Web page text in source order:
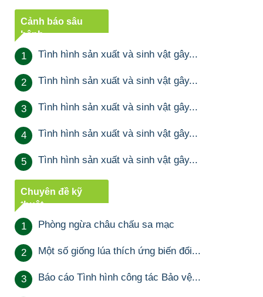
Cảnh báo sâu
bệnh
1 Tình hình sản xuất và sinh vật gây...
2 Tình hình sản xuất và sinh vật gây...
3 Tình hình sản xuất và sinh vật gây...
4 Tình hình sản xuất và sinh vật gây...
5 Tình hình sản xuất và sinh vật gây...
Chuyên đề kỹ
thuật
1 Phòng ngừa châu chấu sa mạc
2 Một số giống lúa thích ứng biến đổi...
3 Báo cáo Tình hình công tác Bảo vệ...